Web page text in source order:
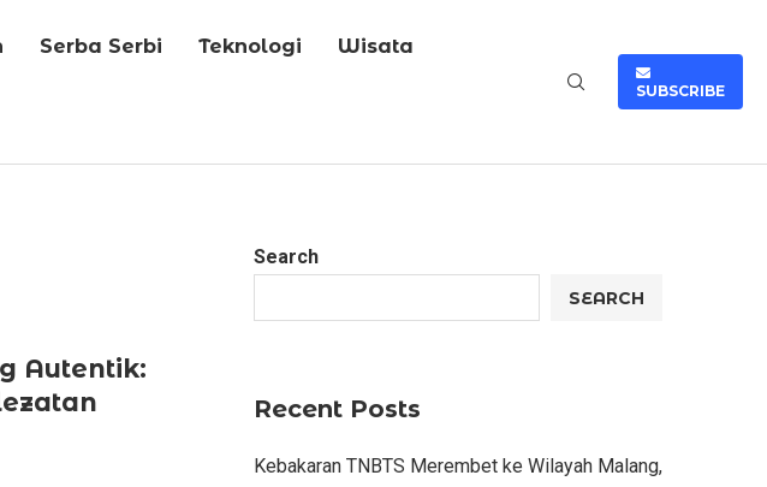
Serba Serbi Teknologi Wisata
SUBSCRIBE
Autentik:
Search
SEARCH
Recent Posts
Kebakaran TNBTS Merembet ke Wilayah Malang,